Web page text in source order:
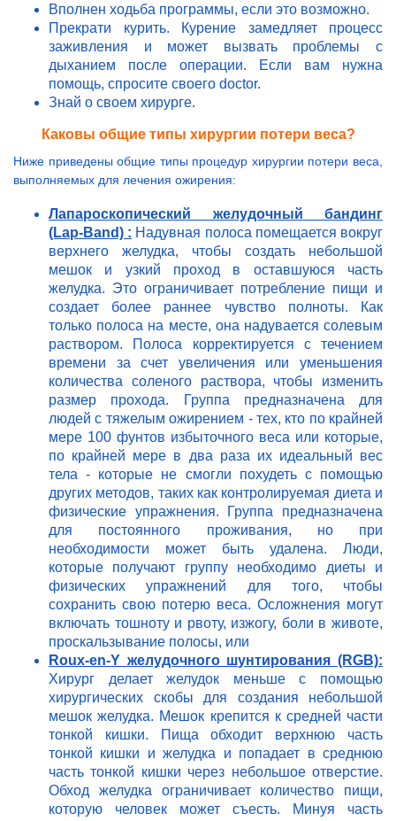
Вполнен ходьба программы, если это возможно.
Прекрати курить. Курение замедляет процесс
заживления и может вызвать проблемы с
дыханием после операции. Если вам нужна
помощь, спросите своего doctor.
Знай о своем хирурге.
Каковы общие типы хирургии потери веса?
Ниже приведены общие типы процедур хирургии потери веса,
выполняемых для лечения ожирения:
Лапароскопический желудочный бандинг
(Lap-Band) : Надувная полоса помещается вокруг
верхнего желудка, чтобы создать небольшой
мешок и узкий проход в оставшуюся часть
желудка. Это ограничивает потребление пищи и
создает более раннее чувство полноты. Как
только полоса на месте, она надувается солевым
раствором. Полоса корректируется с течением
времени за счет увеличения или уменьшения
количества соленого раствора, чтобы изменить
размер прохода. Группа предназначена для
людей с тяжелым ожирением - тех, кто по крайней
мере 100 фунтов избыточного веса или которые,
по крайней мере в два раза их идеальный вес
тела - которые не смогли похудеть с помощью
других методов, таких как контролируемая диета и
физические упражнения. Группа предназначена
для постоянного проживания, но при
необходимости может быть удалена. Люди,
которые получают группу необходимо диеты и
физических упражнений для того, чтобы
сохранить свою потерю веса. Осложнения могут
включать тошноту и рвоту, изжогу, боли в животе,
проскальзывание полосы, или
Roux-en-Y желудочного шунтирования (RGB):
Хирург делает желудок меньше с помощью
хирургических скобы для создания небольшой
мешок желудка. Мешок крепится к средней части
тонкой кишки. Пища обходит верхнюю часть
тонкой кишки и желудка и попадает в среднюю
часть тонкой кишки через небольшое отверстие.
Обход желудка ограничивает количество пищи,
которую человек может съесть. Минуя часть